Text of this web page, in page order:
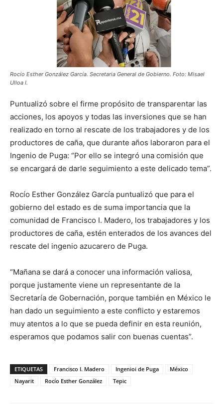
Rocío Esther González García. Secretaria General de Gobierno. Foto: Misael
Ulloa I.
Puntualizó sobre el firme propósito de transparentar las
acciones, los apoyos y todas las inversiones que se han
realizado en torno al rescate de los trabajadores y de los
productores de caña, que durante años laboraron para el
Ingenio de Puga: “Por ello se integró una comisión que
se encargará de darle seguimiento a este delicado tema”.
Rocío Esther González García puntualizó que para el
gobierno del estado es de suma importancia que la
comunidad de Francisco I. Madero, los trabajadores y los
productores de caña, estén enterados de los avances del
rescate del ingenio azucarero de Puga.
“Mañana se dará a conocer una información valiosa,
porque justamente viene un representante de la
Secretaría de Gobernación, porque también en México le
han dado un seguimiento a este conflicto y estaremos
muy atentos a lo que se pueda definir en esta reunión,
esperamos que podamos salir con buenas cuentas”.
ETIQUETAS Francisco I. Madero Ingenioi de Puga
México
Nayarit
Rocío Esther González Tepic